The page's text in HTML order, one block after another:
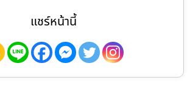
แชร์หน้านี้